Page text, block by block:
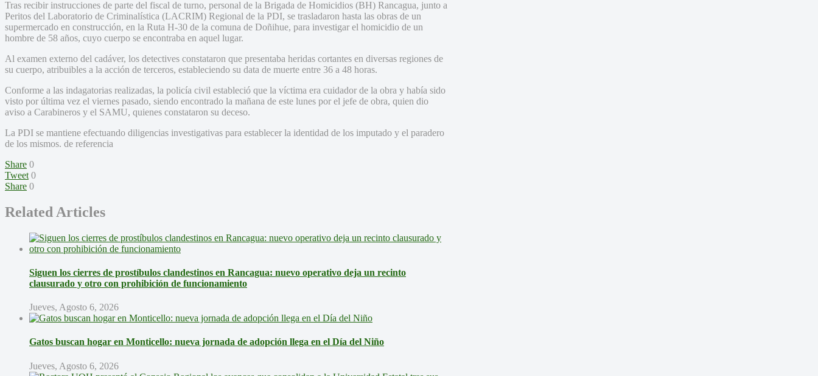
Tras recibir instrucciones de parte del fiscal de turno, personal de la Brigada de Homicidios (BH) Rancagua, junto a
Peritos del Laboratorio de Criminalística (LACRIM) Regional de la PDI, se trasladaron hasta las obras de un
supermercado en construcción, en la Ruta H-30 de la comuna de Doñihue, para investigar el homicidio de un
hombre de 58 años, cuyo cuerpo se encontraba en aquel lugar.
Al examen externo del cadáver, los detectives constataron que presentaba heridas cortantes en diversas regiones de
su cuerpo, atribuibles a la acción de terceros, estableciendo su data de muerte entre 36 a 48 horas.
Conforme a las indagatorias realizadas, la policía civil estableció que la víctima era cuidador de la obra y había sido
visto por última vez el viernes pasado, siendo encontrado la mañana de este lunes por el jefe de obra, quien dio
aviso a Carabineros y el SAMU, quienes constataron su deceso.
La PDI se mantiene efectuando diligencias investigativas para establecer la identidad de los imputado y el paradero
de los mismos. de referencia
Share 0
Tweet 0
Share 0
Related Articles
Siguen los cierres de prostíbulos clandestinos en Rancagua: nuevo operativo deja un recinto
clausurado y otro con prohibición de funcionamiento
Jueves, Agosto 6, 2026
Gatos buscan hogar en Monticello: nueva jornada de adopción llega en el Día del Niño
Jueves, Agosto 6, 2026